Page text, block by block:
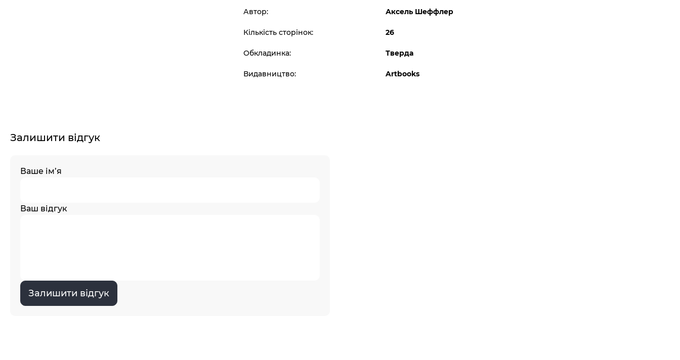
Автор: Аксель Шеффлер
Кількість сторінок: 26
Обкладинка: Тверда
Видавництво: Artbooks
Залишити відгук
Ваше ім’я
Ваш відгук
Залишити відгук